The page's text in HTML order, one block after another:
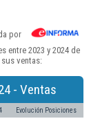
por
entre 2023 y 2024 de
ventas:
- Ventas
Evolución Posiciones